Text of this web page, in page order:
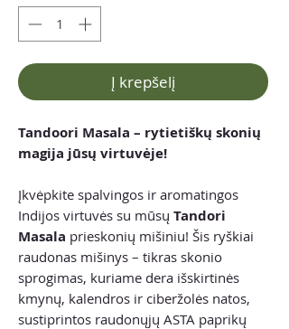
Į krepšelį
Tandoori Masala – rytietiškų skonių
magija jūsų virtuvėje!
Įkvėpkite spalvingos ir aromatingos
Indijos virtuvės su mūsų Tandori
Masala prieskonių mišiniu! Šis ryškiai
raudonas mišinys – tikras skonio
sprogimas, kuriame dera išskirtinės
kmynų, kalendros ir ciberžolės natos,
sustiprintos raudonųjų ASTA paprikų